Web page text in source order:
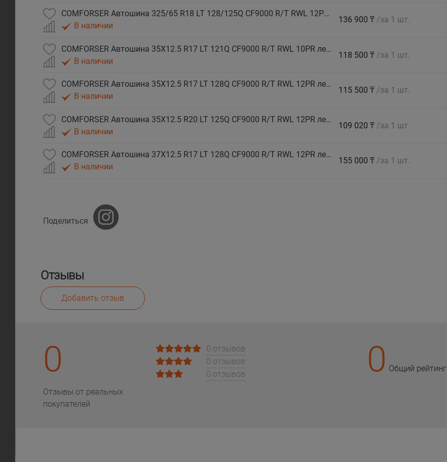
COMFORSER Автошина 325/65 R18 LT 128/125Q CF9000 R/T RWL 12PR лето
В наличии
136 900 ₸ /за 1 шт.
COMFORSER Автошина 35X12.5 R17 LT 121Q CF9000 R/T RWL 10PR лето
В наличии
118 500 ₸ /за 1 шт.
COMFORSER Автошина 35X12.5 R17 LT 128Q CF9000 R/T RWL 12PR лето
В наличии
115 500 ₸ /за 1 шт.
COMFORSER Автошина 35X12.5 R20 LT 125Q CF9000 R/T RWL 12PR лето
В наличии
109 020 ₸ /за 1 шт.
COMFORSER Автошина 37X12.5 R17 LT 128Q CF9000 R/T RWL 12PR лето
В наличии
155 000 ₸ /за 1 шт.
Поделиться
Отзывы
Добавить отзыв
0
Отзывы от реальных
покупателей
0 отзывов
0 отзывов
0 отзывов
0 Общий рейтинг